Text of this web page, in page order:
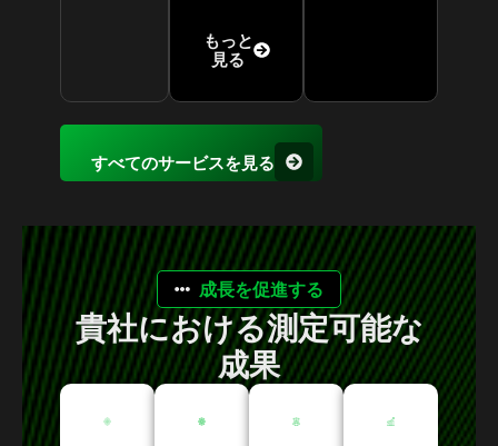
もっと
見る
すべてのサービスを見る
成長を促進する
貴社における測定可能な
成果